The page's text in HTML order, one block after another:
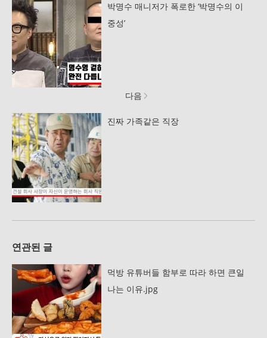
박명수 매니저가 폭로한 ‘박명수의 이
중성’
다음
진짜 가족같은 직장
연관된 글
먹방 유튜버들 함부로 따라 하면 큰일
나는 이유.jpg